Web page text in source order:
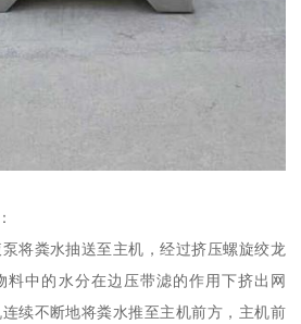
将粪水抽送至主机，经过挤压螺旋绞龙
料中的水分在边压带滤的作用下挤出网
续不断地将粪水推至主机前方，主机前